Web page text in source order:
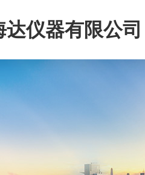
达仪器有限公司